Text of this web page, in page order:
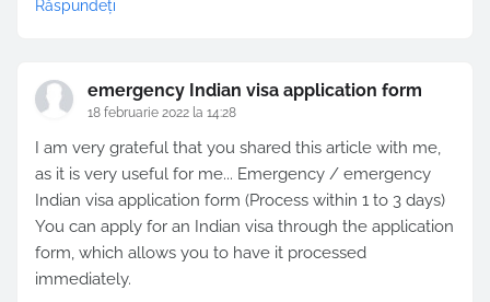
Răspundeți
emergency Indian visa application form
18 februarie 2022 la 14:28
I am very grateful that you shared this article with me,
as it is very useful for me... Emergency / emergency
Indian visa application form (Process within 1 to 3 days)
You can apply for an Indian visa through the application
form, which allows you to have it processed
immediately.